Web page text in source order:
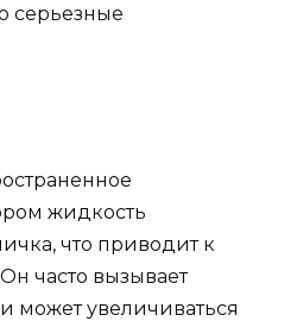
серьезные
жидкость
что приводит к
часто вызывает
может увеличиваться